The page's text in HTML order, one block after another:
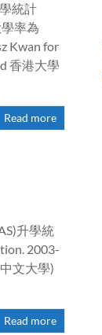
統計
率為
Kwan for
香港大學
Read more
升學統
2003-
文大學)
Read more